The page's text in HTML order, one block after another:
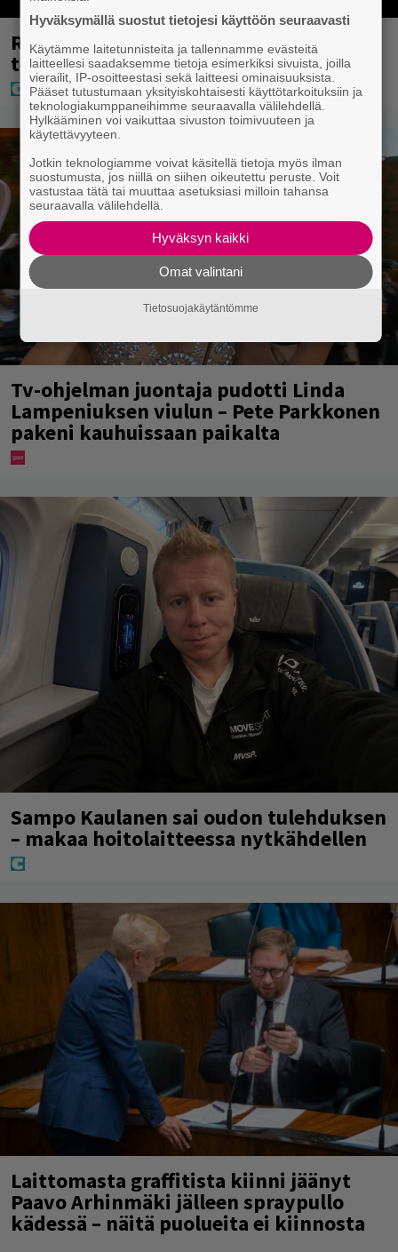
Rakastettu suomalainen metalliyhtye
tekee paluun
Tv-ohjelman juontaja pudotti Linda
Lampeniuksen viulun – Pete Parkkonen
pakeni kauhuissaan paikalta
Sampo Kaulanen sai oudon tulehduksen
– makaa hoitolaitteessa nytkähdellen
Laittomasta graffitista kiinni jäänyt
Paavo Arhinmäki jälleen spraypullo
kädessä – näitä puolueita ei kiinnosta
Hyväksymällä suostut tietojesi käyttöön seuraavasti
Käytämme laitetunnisteita ja tallennamme evästeitä
laitteellesi saadaksemme tietoja esimerkiksi sivuista, joilla
vierailit, IP-osoitteestasi sekä laitteesi ominaisuuksista.
Pääset tutustumaan yksityiskohtaisesti käyttötarkoituksiin ja
teknologiakumppaneihimme seuraavalla välilehdellä.
Hylkääminen voi vaikuttaa sivuston toimivuuteen ja
käytettävyyteen.
Jotkin teknologiamme voivat käsitellä tietoja myös ilman
suostumusta, jos niillä on siihen oikeutettu peruste. Voit
vastustaa tätä tai muuttaa asetuksiasi milloin tahansa
seuraavalla välilehdellä.
Hyväksyn kaikki
Omat valintani
Tietosuojakäytäntömme